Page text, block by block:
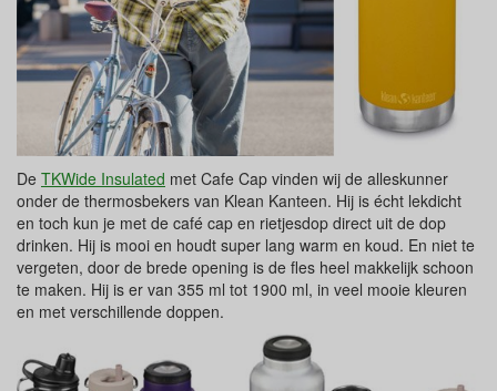
De TKWide Insulated met Cafe Cap vinden wij de alleskunner
onder de thermosbekers van Klean Kanteen. Hij is écht lekdicht
en toch kun je met de café cap en rietjesdop direct uit de dop
drinken. Hij is mooi en houdt super lang warm en koud. En niet te
vergeten, door de brede opening is de fles heel makkelijk schoon
te maken. Hij is er van 355 ml tot 1900 ml, in veel mooie kleuren
en met verschillende doppen.